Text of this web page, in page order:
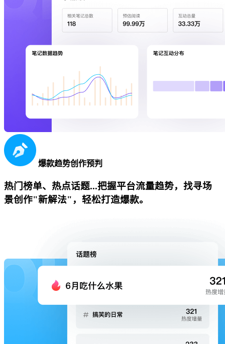
爆款趋势创作预判
热门榜单、热点话题...把握平台流量趋势，找寻场
景创作"新解法"，轻松打造爆款。